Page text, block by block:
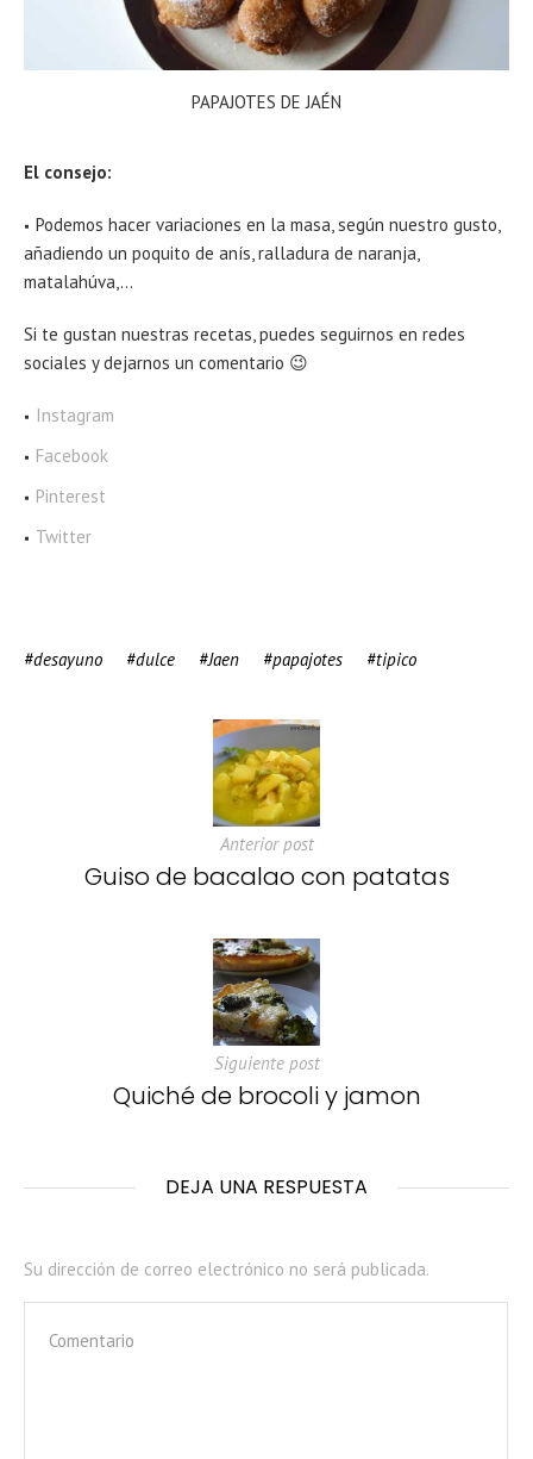
PAPAJOTES DE JAÉN
El consejo:
Podemos hacer variaciones en la masa, según nuestro gusto,
añadiendo un poquito de anís, ralladura de naranja,
matalahúva,…
Si te gustan nuestras recetas, puedes seguirnos en redes
sociales y dejarnos un comentario 😉
Instagram
Facebook
Pinterest
Twitter
desayuno dulce Jaen papajotes tipico
Anterior post
Guiso de bacalao con patatas
Siguiente post
Quiché de brocoli y jamon
DEJA UNA RESPUESTA
Su dirección de correo electrónico no será publicada.